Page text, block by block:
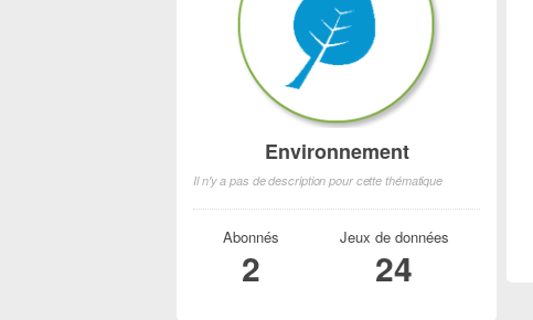
Environnement
Il n'y a pas de description pour cette thématique
Abonnés
2
Jeux de données
24